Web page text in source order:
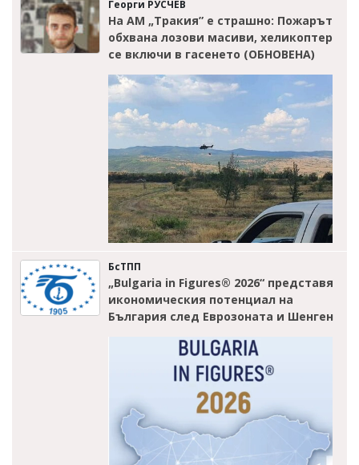
Георги РУСЧЕВ
На АМ „Тракия” е страшно: Пожарът
обхвана лозови масиви, хеликоптер
се включи в гасенето (ОБНОВЕНА)
БсТПП
„Bulgaria in Figures® 2026“ представя
икономическия потенциал на
България след Еврозоната и Шенген